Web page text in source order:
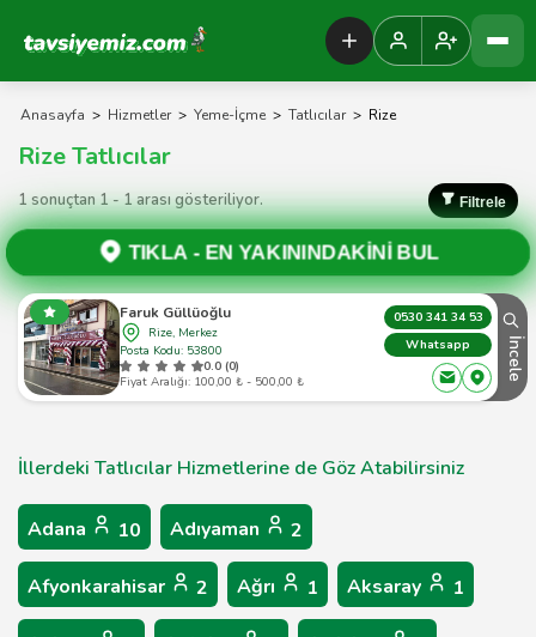
Tavsiyemiz Anasayfa
Anasayfa > Hizmetler > Yeme-İçme > Tatlıcılar > Rize
Rize Tatlıcılar
1 sonuçtan 1 - 1 arası gösteriliyor. Filtrele
TIKLA -EN YAKININDAKİNİ BUL
Faruk Güllüoğlu
Rize, Merkez
Posta Kodu: 53800
0.0 (0)
Fiyat Aralığı: 100,00 ₺ - 500,00 ₺
0530 341 34 53
Whatsapp
İncele
İllerdeki Tatlıcılar Hizmetlerine de Göz Atabilirsiniz
Adana 10 Adıyaman 2
Afyonkarahisar 2 Ağrı 1 Aksaray 1